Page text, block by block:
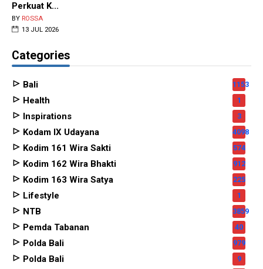
Perkuat K...
BY ROSSA
13 JUL 2026
Categories
Bali 1153
Health 1
Inspirations 3
Kodam IX Udayana 4098
Kodim 161 Wira Sakti 574
Kodim 162 Wira Bhakti 912
Kodim 163 Wira Satya 225
Lifestyle 1
NTB 3859
Pemda Tabanan 40
Polda Bali 979
Polda Bali 9